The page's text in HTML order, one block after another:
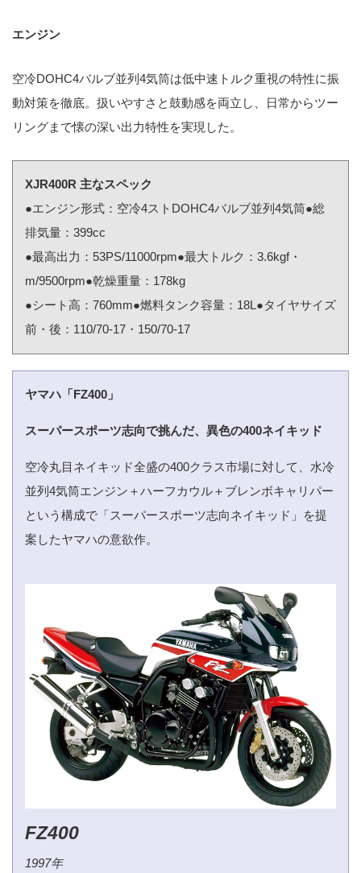
エンジン
空冷DOHC4バルブ並列4気筒は低中速トルク重視の特性に振
動対策を徹底。扱いやすさと鼓動感を両立し、日常からツー
リングまで懐の深い出力特性を実現した。
XJR400R 主なスペック
●エンジン形式：空冷4ストDOHC4バルブ並列4気筒●総
排気量：399cc
●最高出力：53PS/11000rpm●最大トルク：3.6kgf・
m/9500rpm●乾燥重量：178kg
●シート高：760mm●燃料タンク容量：18L●タイヤサイズ
前・後：110/70-17・150/70-17
ヤマハ「FZ400」
スーパースポーツ志向で挑んだ、異色の400ネイキッド
空冷丸目ネイキッド全盛の400クラス市場に対して、水冷
並列4気筒エンジン＋ハーフカウル＋ブレンボキャリパー
という構成で「スーパースポーツ志向ネイキッド」を提
案したヤマハの意欲作。
FZ400
1997年